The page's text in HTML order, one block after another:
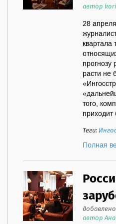
автор
28
квартала
расти не
того,
Теги:
Полная
добавлено
автор